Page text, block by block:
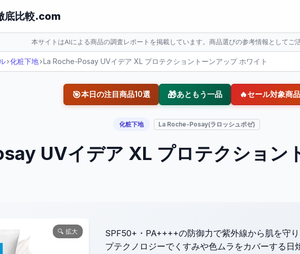
底比較.com
本サイトはAIによる商品の調査レポートを掲載しています。商品選びの参考情報としてご
›化粧下地›La Roche-Posay UVイデア XL プロテクショントーンアップ ホワイト
🎯本日の注目商品10選 🎁あともう一品 🔥セール対象商品
化粧下地 La Roche-Posay(ラロッシュポゼ)
UVイデア XL プロテクション
🔍 拡大
SPF50+・PA++++の防御力で紫外線から肌を守
プテクノロジーでくすみや色ムラをカバーする